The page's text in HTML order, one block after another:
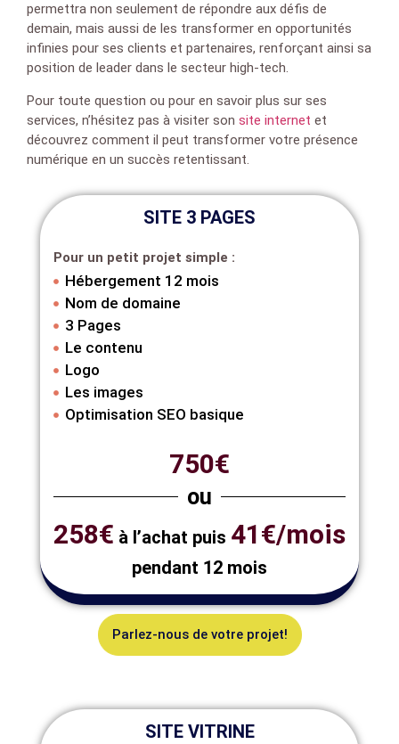
permettra non seulement de répondre aux défis de
demain, mais aussi de les transformer en opportunités
infinies pour ses clients et partenaires, renforçant ainsi sa
position de leader dans le secteur high-tech.
Pour toute question ou pour en savoir plus sur ses
services, n’hésitez pas à visiter son site internet et
découvrez comment il peut transformer votre présence
numérique en un succès retentissant.
SITE 3 PAGES
Pour un petit projet simple :
Hébergement 12 mois
Nom de domaine
3 Pages
Le contenu
Logo
Les images
Optimisation SEO basique
750€
ou
258€ à l’achat puis 41€/mois
pendant 12 mois
Parlez-nous de votre projet!
SITE VITRINE